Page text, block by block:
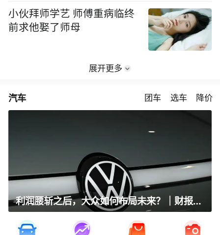
小伙拜师学艺 师傅重病临终
前求他娶了师母
展开更多
汽车 团车 选车 降价
利润腰斩之后，大众如何布局未来？｜财报全视角